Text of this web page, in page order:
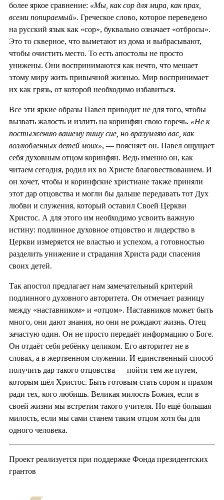
более яркое сравнение: «Мы, как сор для мира, как прах,
всеми попираемый». Греческое слово, которое переведено
на русский язык как «сор», буквально означает «отбросы».
Это то скверное, что выметают из дома и выбрасывают,
чтобы очистить место. То есть апостолы не просто
унижены. Они воспринимаются как нечто, что мешает
этому миру жить привычной жизнью. Мир воспринимает
их как грязь, от которой необходимо избавиться.
Все эти яркие образы Павел приводит не для того, чтобы
вызвать жалость и излить на коринфян свою горечь. «Не к
постыжению вашему пишу сие, но вразумляю вас, как
возлюбленных детей моих», — поясняет он. Павел ощущает
себя духовным отцом коринфян. Ведь именно он, как
читаем сегодня, родил их во Христе благовествованием. И
он хочет, чтобы и коринфские христиане также приняли
этот дар отцовства и могли бы дальше передавать тот Дух
любви и служения, который оставил Своей Церкви
Христос. А для этого им необходимо усвоить важную
истину: подлинное духовное отцовство и лидерство в
Церкви измеряется не властью и успехом, а готовностью
разделить унижение и страдания Христа ради спасения
своих детей.
Так апостол предлагает нам замечательный критерий
подлинного духовного авторитета. Он отмечает разницу
между «наставником» и «отцом». Наставников может быть
много, они дают знания, но они не рождают жизнь. Отец
зачастую один. Он не просто передаёт информацию о Боге.
Он отдаёт себя ребёнку целиком. Его авторитет не в
словах, а в жертвенном служении. И единственный способ
получить дар такого отцовства — пойти тем же путем,
которым шёл Христос. Быть готовым стать сором и прахом
ради тех, кого любишь. Великая милость Божия, если в
своей жизни мы встретим такого учителя. Но ещё большая
милость, если мы сами станем таким отцом хотя бы для
одного человека.
Проект реализуется при поддержке Фонда президентских
грантов